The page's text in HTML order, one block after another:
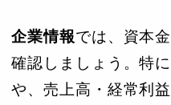
企業情報では、資本
確認しましょう。特
や、売上高・経常利